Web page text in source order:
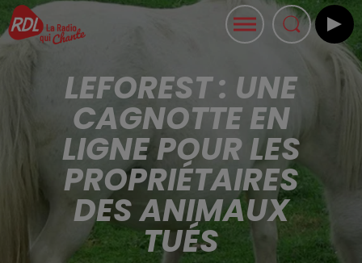
LEFOREST : UNE
CAGNOTTE EN
LIGNE POUR LES
PROPRIÉTAIRES
DES ANIMAUX
TUÉS